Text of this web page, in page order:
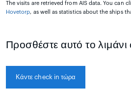
The visits are retrieved from AIS data. You can
Hovetorp, as well as statistics about the ships
Προσθέστε αυτό το λιμάνι
Κάντε check in τώρα